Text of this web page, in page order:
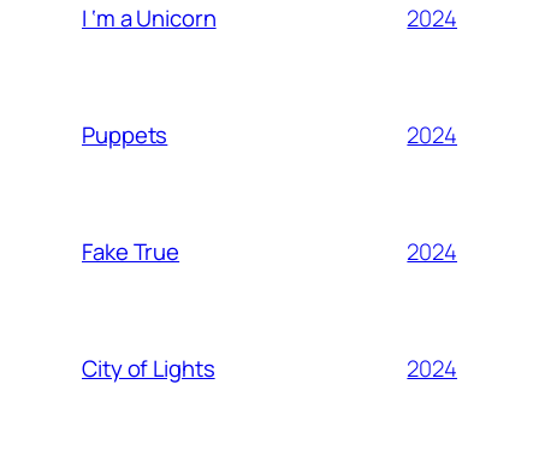
I ‘m a Unicorn 2024
Puppets 2024
Fake True 2024
City of Lights 2024